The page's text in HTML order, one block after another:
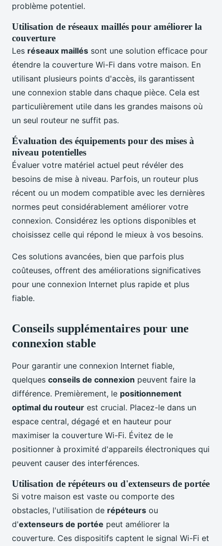
problème potentiel.
Utilisation de réseaux maillés pour améliorer la
couverture
Les réseaux maillés sont une solution efficace pour
étendre la couverture Wi-Fi dans votre maison. En
utilisant plusieurs points d'accès, ils garantissent
une connexion stable dans chaque pièce. Cela est
particulièrement utile dans les grandes maisons où
un seul routeur ne suffit pas.
Évaluation des équipements pour des mises à
niveau potentielles
Évaluer votre matériel actuel peut révéler des
besoins de mise à niveau. Parfois, un routeur plus
récent ou un modem compatible avec les dernières
normes peut considérablement améliorer votre
connexion. Considérez les options disponibles et
choisissez celle qui répond le mieux à vos besoins.
Ces solutions avancées, bien que parfois plus
coûteuses, offrent des améliorations significatives
pour une connexion Internet plus rapide et plus
fiable.
Conseils supplémentaires pour une
connexion stable
Pour garantir une connexion Internet fiable,
quelques conseils de connexion peuvent faire la
différence. Premièrement, le positionnement
optimal du routeur est crucial. Placez-le dans un
espace central, dégagé et en hauteur pour
maximiser la couverture Wi-Fi. Évitez de le
positionner à proximité d'appareils électroniques qui
peuvent causer des interférences.
Utilisation de répéteurs ou d'extenseurs de portée
Si votre maison est vaste ou comporte des
obstacles, l'utilisation de répéteurs ou
d'extenseurs de portée peut améliorer la
couverture. Ces dispositifs captent le signal Wi-Fi et